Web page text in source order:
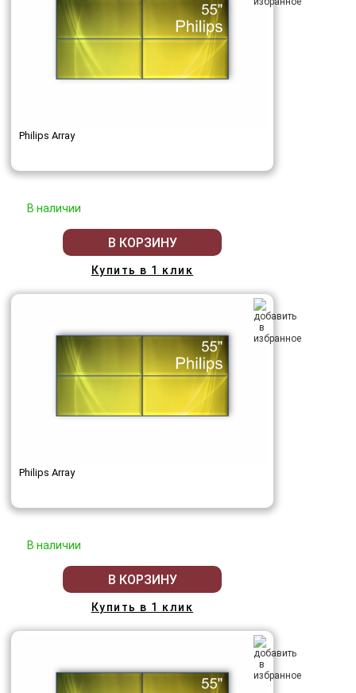
Philips Array
В наличии
В КОРЗИНУ
Купить в 1 клик
Philips Array
В наличии
В КОРЗИНУ
Купить в 1 клик